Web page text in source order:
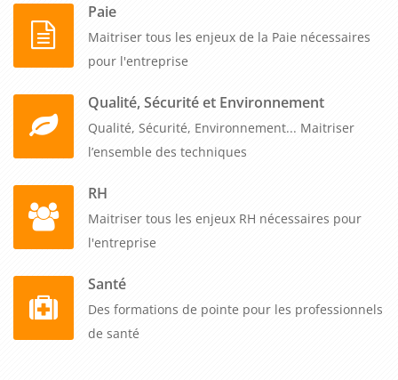
Paie
Maitriser tous les enjeux de la Paie nécessaires
pour l'entreprise
Qualité, Sécurité et Environnement
Qualité, Sécurité, Environnement... Maitriser
l’ensemble des techniques
RH
Maitriser tous les enjeux RH nécessaires pour
l'entreprise
Santé
Des formations de pointe pour les professionnels
de santé